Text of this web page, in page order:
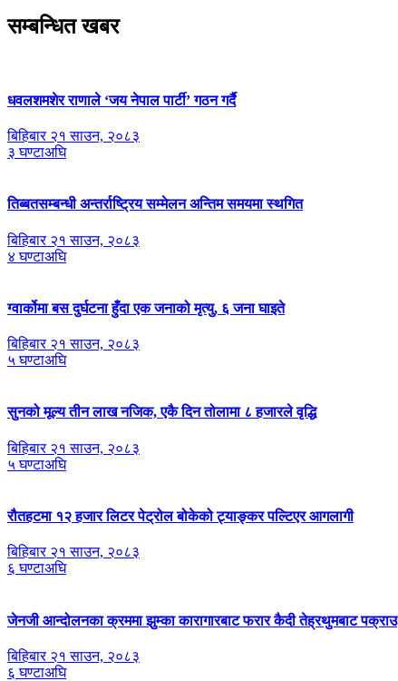
सम्बन्धित खबर
धवलशमशेर राणाले ‘जय नेपाल पार्टी’ गठन गर्दै
बिहिबार २१ साउन, २०८३
३ घण्टाअघि
तिब्बतसम्बन्धी अन्तर्राष्ट्रिय सम्मेलन अन्तिम समयमा स्थगित
बिहिबार २१ साउन, २०८३
४ घण्टाअघि
ग्वार्कोमा बस दुर्घटना हुँदा एक जनाको मृत्यु, ६ जना घाइते
बिहिबार २१ साउन, २०८३
५ घण्टाअघि
सुनको मूल्य तीन लाख नजिक, एकै दिन तोलामा ८ हजारले वृद्धि
बिहिबार २१ साउन, २०८३
५ घण्टाअघि
रौतहटमा १२ हजार लिटर पेट्रोल बोकेको ट्याङ्कर पल्टिएर आगलागी
बिहिबार २१ साउन, २०८३
६ घण्टाअघि
जेनजी आन्दोलनका क्रममा झुम्का कारागारबाट फरार कैदी तेह्रथुमबाट पक्राउ
बिहिबार २१ साउन, २०८३
६ घण्टाअघि